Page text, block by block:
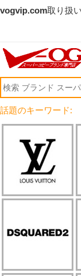
vogvip.com取り扱
話題のキーワード: